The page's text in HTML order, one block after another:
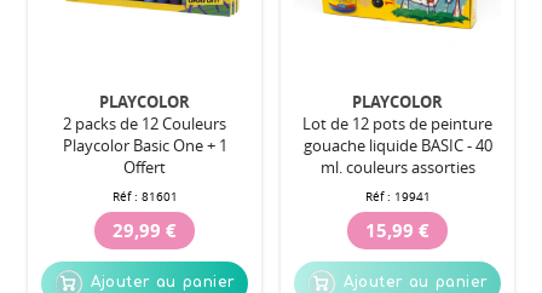
PLAYCOLOR
2 packs de 12 Couleurs
Playcolor Basic One + 1
Offert
Réf : 81601
29,99 €
Ajouter au panier
PLAYCOLOR
Lot de 12 pots de peinture
gouache liquide BASIC - 40
ml. couleurs assorties
Réf : 19941
15,99 €
Ajouter au panier